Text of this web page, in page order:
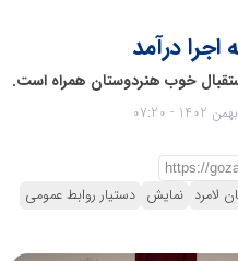
درآمد
خوب هنردوستان همراه است.
لامرد نمایش دستیار روابط عمومی